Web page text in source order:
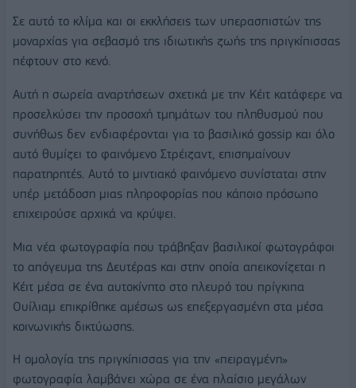
Σε αυτό το κλίμα και οι εκκλήσεις των υπερασπιστών της
μοναρχίας για σεβασμό της ιδιωτικής ζωής της πριγκίπισσας
πέφτουν στο κενό.
Αυτή η σωρεία αναρτήσεων σχετικά με την Κέιτ κατάφερε να
προσελκύσει την προσοχή τμημάτων του πληθυσμού που
συνήθως δεν ενδιαφέρονται για το βασιλικό gossip και όλο
αυτό θυμίζει το φαινόμενο Στρέιζαντ, επισημαίνουν
παρατηρητές. Αυτό το μιντιακό φαινόμενο συνίσταται στην
υπέρ μετάδοση μιας πληροφορίας που κάποιο πρόσωπο
επιχειρούσε αρχικά να κρύψει.
Μια νέα φωτογραφία που τράβηξαν βασιλικοί φωτογράφοι
το απόγευμα της Δευτέρας και στην οποία απεικονίζεται η
Κέιτ μέσα σε ένα αυτοκίνητο στο πλευρό του πρίγκιπα
Ουίλιαμ επικρίθηκε αμέσως ως επεξεργασμένη στα μέσα
κοινωνικής δικτύωσης.
Η ομολογία της πριγκίπισσας για την «πειραγμένη»
φωτογραφία λαμβάνει χώρα σε ένα πλαίσιο μεγάλων